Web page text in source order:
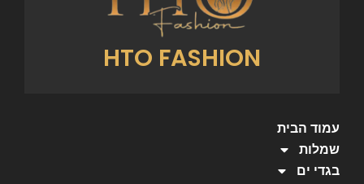
HTO FASHION
עמוד הבית
שמלות
בגדי ים